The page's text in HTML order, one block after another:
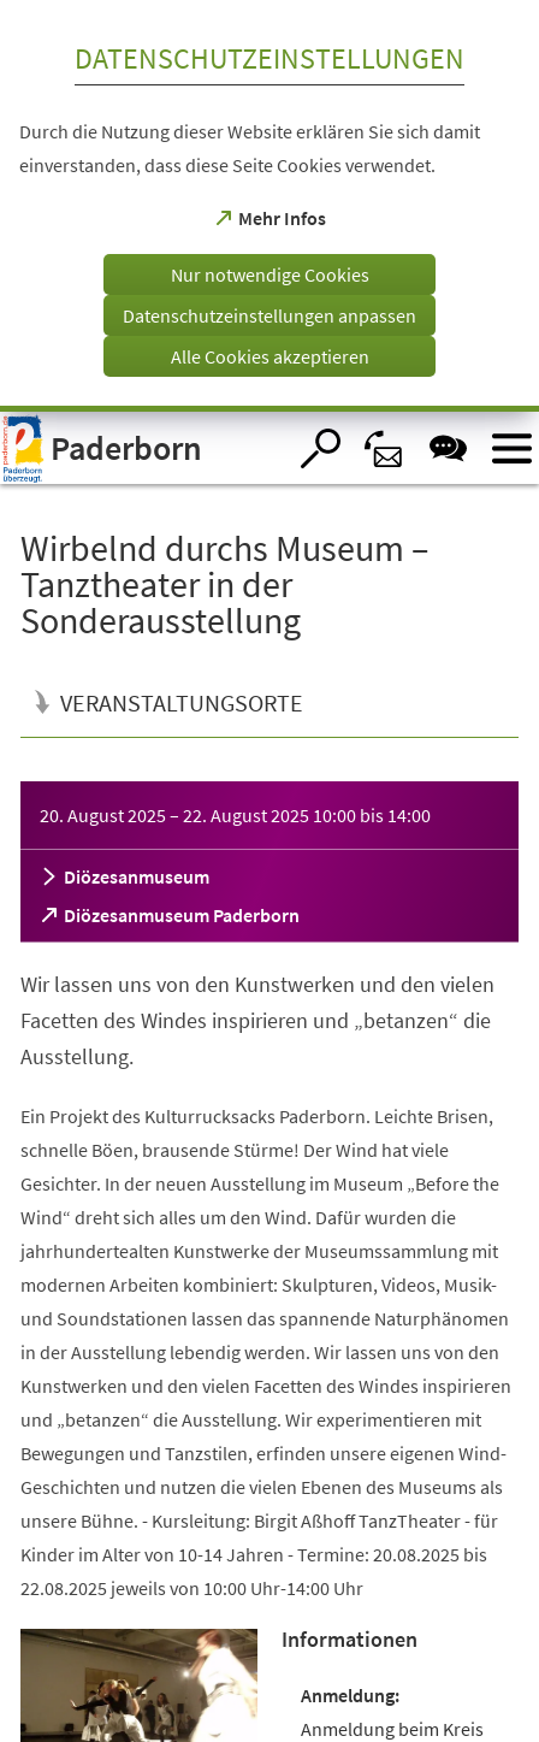
Visuelle
Assistenzsoftware
öffnen.
DATENSCHUTZEINSTELLUNGEN
Durch die Nutzung dieser Website erklären Sie sich damit
einverstanden, dass diese Seite Cookies verwendet.
Mehr Infos
(Öffnet
einem
Tab)
Nur notwendige Cookies
Datenschutzeinstellungen anpassen
Alle Cookies akzeptieren
Paderborn
Wirbelnd durchs Museum –
Tanztheater in der
Sonderausstellung
VERANSTALTUNGSORTE
20. August 2025– 22. August 2025 10:00 bis 14:00
Diözesanmuseum
Diözesanmuseum Paderborn
(Öffnet
in
neuen
Tab)
Wir lassen uns von den Kunstwerken und den vielen
Facetten des Windes inspirieren und „betanzen“ die
Ausstellung.
Ein Projekt des Kulturrucksacks Paderborn. Leichte Brisen,
schnelle Böen, brausende Stürme! Der Wind hat viele
Gesichter. In der neuen Ausstellung im Museum „Before the
Wind“ dreht sich alles um den Wind. Dafür wurden die
jahrhundertealten Kunstwerke der Museumssammlung mit
modernen Arbeiten kombiniert: Skulpturen, Videos, Musik-
und Soundstationen lassen das spannende Naturphänomen
in der Ausstellung lebendig werden. Wir lassen uns von den
Kunstwerken und den vielen Facetten des Windes inspirieren
und „betanzen“ die Ausstellung. Wir experimentieren mit
Bewegungen und Tanzstilen, erfinden unsere eigenen Wind-
Geschichten und nutzen die vielen Ebenen des Museums als
unsere Bühne. - Kursleitung: Birgit Aßhoff TanzTheater - für
Kinder im Alter von 10-14 Jahren - Termine: 20.08.2025 bis
22.08.2025 jeweils von 10:00 Uhr-14:00 Uhr
Informationen
Anmeldung beim Kreis